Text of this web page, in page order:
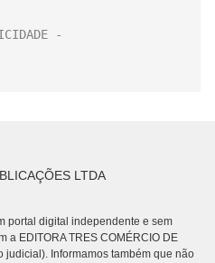
LTDA
portal digital independente e sem
a EDITORA TRES COMÉRCIO DE
judicial). Informamos também que não